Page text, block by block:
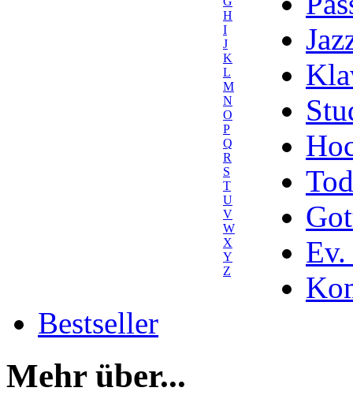
H
I
J
K
L
M
N
O
P
Q
R
S
T
U
V
W
X
Y
Z
Ev.
Bestseller
Mehr über...